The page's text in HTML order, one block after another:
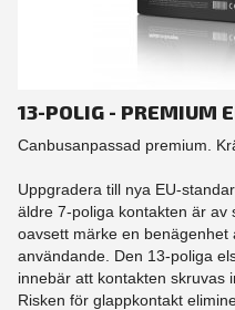
13-POLIG - PREMIUM
Canbusanpassad premium.
Uppgradera till nya EU-
äldre 7-poliga kontakten är av
oavsett märke en
användande. Den 13-poliga
innebär att kontakten skruvas
Risken för glappkontakt